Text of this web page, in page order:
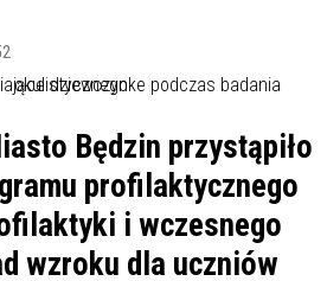
Będzin przystąpiło
profilaktycznego
i wczesnego
wzroku dla uczniów